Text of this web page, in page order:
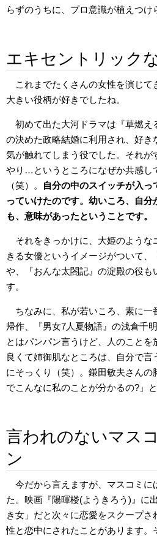
らずのうちに、プロ意識が植えつけ
エキセントリック
これまでたくさんの女性を演じ
大きい役柄が好きでしたね。
初めて出た大河ドラマは『草燃え
の決めた政略結婚に利用され、好き
気が触れてしまう役でした。それが
やり…というところになぜか共感し
（笑）。
自分の中のスイッチが入っ
っていけたのです。幼いころ、自
も、意味があったということです。
それをきっかけに、大姫のよう
きる女優というイメージがついて
や、『おんな太閤記』の淀殿の役も
す。
ちなみに、私が若いころ、素に一
帰作、『男女7人夏物語』の浅倉千
とはパンパン言うけど、人のこと
良くて姉御肌なところは、自分で
にそっくり（笑）。鎌田敏夫さんの
でこんなに私のことが分かるの?」
言われのないマス
ン
今だから言えますが、マスコミに
た。映画『陽暉楼(ようきろう)』に
き女」だと次々に恋愛をスクープさ
性と恋中にされたことがあります。